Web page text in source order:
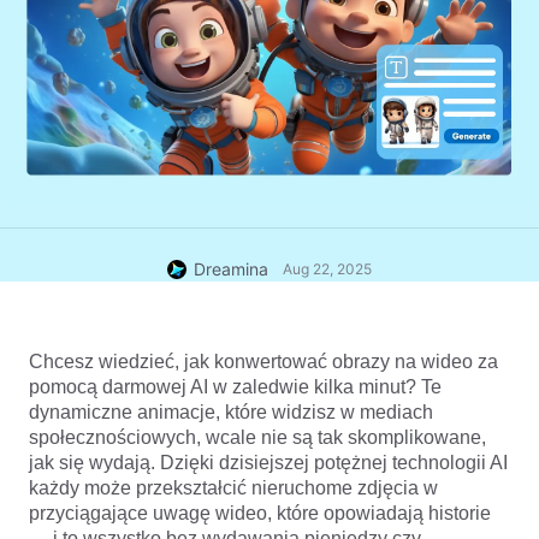
Dreamina Aug 22, 2025
Chcesz wiedzieć, jak konwertować obrazy na wideo za
pomocą darmowej AI w zaledwie kilka minut? Te
dynamiczne animacje, które widzisz w mediach
społecznościowych, wcale nie są tak skomplikowane,
jak się wydają. Dzięki dzisiejszej potężnej technologii AI
każdy może przekształcić nieruchome zdjęcia w
przyciągające uwagę wideo, które opowiadają historie